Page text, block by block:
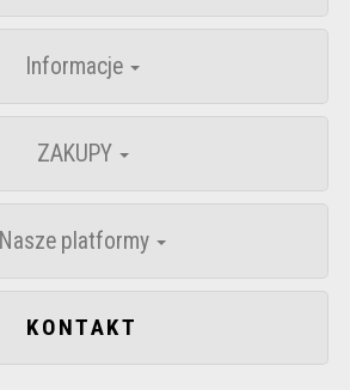
Informacje
ZAKUPY
Nasze platformy
KONTAKT